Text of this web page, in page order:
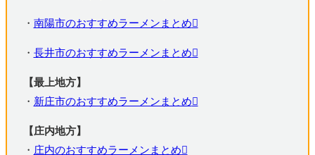
・ 南陽市のおすすめラーメンまとめ
・ 長井市のおすすめラーメンまとめ
【最上地方】
・ 新庄市のおすすめラーメンまとめ
【庄内地方】
・ 庄内のおすすめラーメンまとめ